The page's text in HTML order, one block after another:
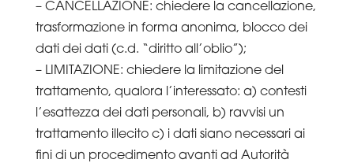
– CANCELLAZIONE: chiedere la cancellazione,
trasformazione in forma anonima, blocco dei
dati dei dati (c.d. “diritto all’oblio”);
– LIMITAZIONE: chiedere la limitazione del
trattamento, qualora l’interessato: a) contesti
l’esattezza dei dati personali, b) ravvisi un
trattamento illecito c) i dati siano necessari ai
fini di un procedimento avanti ad Autorità